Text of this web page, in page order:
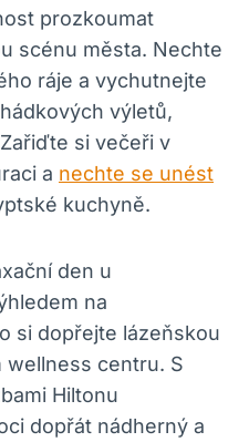
prozkoumat
scénu města. Nechte
ráje a vychutnejte
výletů,
si večeři v
a nechte se unést
kuchyně.
den u
na
si dopřejte lázeňskou
centru. S
Hiltonu
dopřát nádherný a